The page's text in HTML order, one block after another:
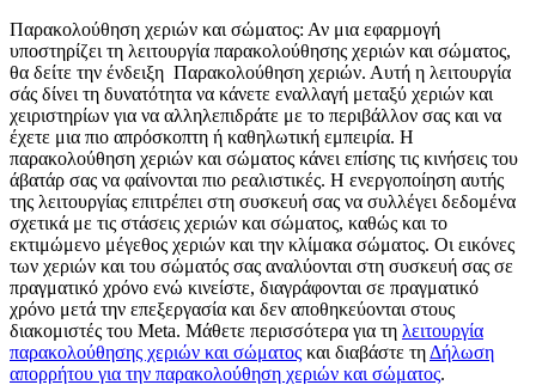
Παρακολούθηση χεριών και σώματος: Αν μια εφαρμογή
υποστηρίζει τη λειτουργία παρακολούθησης χεριών και σώματος,
θα δείτε την ένδειξη Παρακολούθηση χεριών. Αυτή η λειτουργία
σάς δίνει τη δυνατότητα να κάνετε εναλλαγή μεταξύ χεριών και
χειριστηρίων για να αλληλεπιδράτε με το περιβάλλον σας και να
έχετε μια πιο απρόσκοπτη ή καθηλωτική εμπειρία. Η
παρακολούθηση χεριών και σώματος κάνει επίσης τις κινήσεις του
άβατάρ σας να φαίνονται πιο ρεαλιστικές. Η ενεργοποίηση αυτής
της λειτουργίας επιτρέπει στη συσκευή σας να συλλέγει δεδομένα
σχετικά με τις στάσεις χεριών και σώματος, καθώς και το
εκτιμώμενο μέγεθος χεριών και την κλίμακα σώματος. Οι εικόνες
των χεριών και του σώματός σας αναλύονται στη συσκευή σας σε
πραγματικό χρόνο ενώ κινείστε, διαγράφονται σε πραγματικό
χρόνο μετά την επεξεργασία και δεν αποθηκεύονται στους
διακομιστές του Meta. Μάθετε περισσότερα για τη λειτουργία
παρακολούθησης χεριών και σώματος και διαβάστε τη Δήλωση
απορρήτου για την παρακολούθηση χεριών και σώματος.